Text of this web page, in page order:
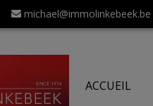
michael@immolinkebeek.be
ACCUEIL